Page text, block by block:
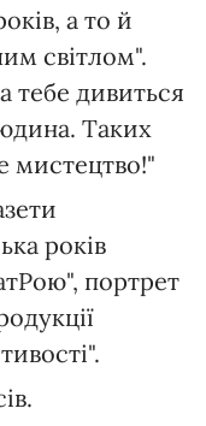
а то й
світлом".
тебе дивиться
Таких
мистецтво!"
років
портрет